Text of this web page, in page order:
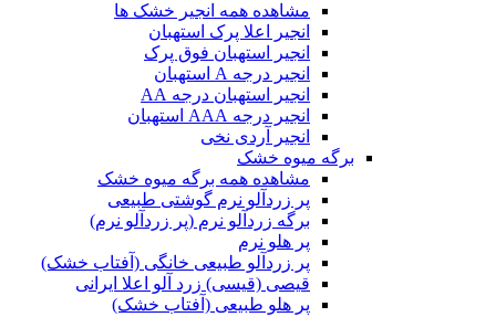
مشاهده همه انجیر خشک ها
انجیر اعلا پرک استهبان
انجیر استهبان فوق پرک
انجیر درجه A استهبان
انجیر استهبان درجه AA
انجیر درجه AAA استهبان
انجیر آردی نخی
برگه میوه خشک
مشاهده همه برگه میوه خشک
پر زردآلو نرم گوشتی طبیعی
برگه زردآلو نرم (پر زردآلو نرم)
پر هلو نرم
پر زردآلو طبیعی خانگی (آفتاب خشک)
قیصی (قیسی) زرد آلو اعلا ایرانی
پر هلو طبیعی (آفتاب خشک)